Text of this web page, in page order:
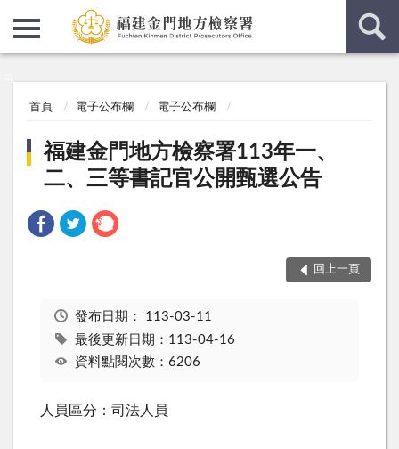
首頁 電子公布欄 電子公布欄
福建金門地方檢察署113年一、
二、三等書記官公開甄選公告
回上一頁
發布日期： 113-03-11
最後更新日期：113-04-16
資料點閱次數：6206
人員區分：司法人員